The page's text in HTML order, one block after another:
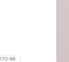
170-88